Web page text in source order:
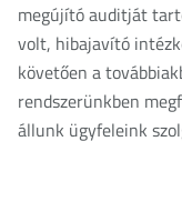
megújító auditját
volt, hibajavító
követően a
rendszerünkben
állunk ügyfeleink